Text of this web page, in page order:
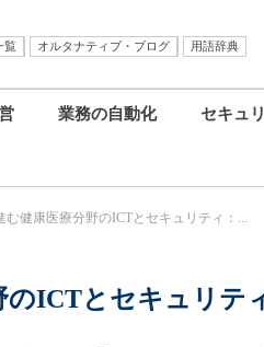
覧 オルタナティブ・ブログ
用語辞典
業務の自動化 セキュ
む健康医療分野のICTとセキュリティ：...
のICTとセキュリテ